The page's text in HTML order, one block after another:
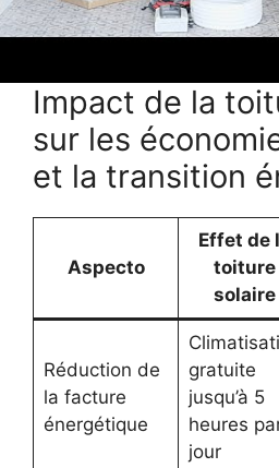
gaz à effet de serre,
durabilité des installations.
Impact de la
sur les
et la transition
Aspecto
Effet de
toiture
solaire
Réduction de
la facture
énergétique
gratuite
jusqu’à 5
heures
jour